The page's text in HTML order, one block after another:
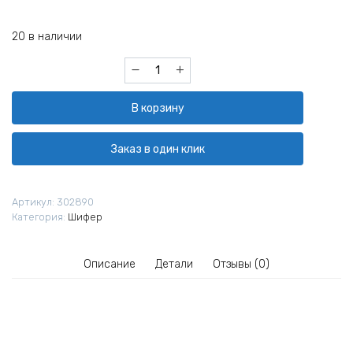
20 в наличии
Количество
товара
1750х970х5,2
мм
7
волн
В корзину
Заказ в один клик
Артикул: 302890
Категория: Шифер
Описание Детали Отзывы (0)